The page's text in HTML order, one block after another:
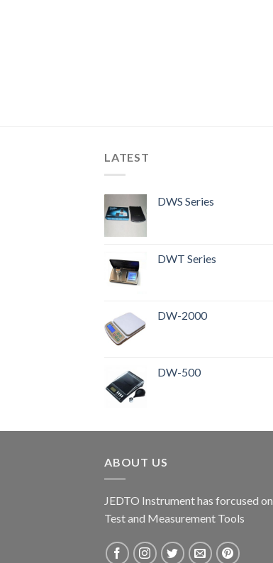
LATEST
DWS Series
DWT Series
DW-2000
DW-500
ABOUT US
JEDTO Instrument has forcused on
Test and Measurement Tools